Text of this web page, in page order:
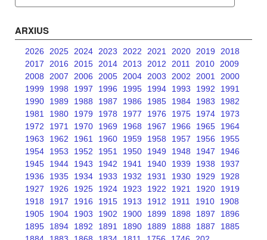
ARXIUS
2026 2025 2024 2023 2022 2021 2020 2019
2018
2017
2016 2015 2014 2013 2012 2011 2010
2009
2008
2007 2006 2005 2004 2003 2002 2001
2000
1999
1998 1997 1996 1995 1994 1993 1992
1991
1990
1989 1988 1987 1986 1985 1984 1983
1982
1981
1980 1979 1978 1977 1976 1975 1974
1973
1972
1971 1970 1969 1968 1967 1966 1965
1964
1963
1962 1961 1960 1959 1958 1957 1956
1955
1954
1953 1952 1951 1950 1949 1948 1947
1946
1945
1944 1943 1942 1941 1940 1939 1938
1937
1936
1935 1934 1933 1932 1931 1930 1929
1928
1927
1926 1925 1924 1923 1922 1921 1920
1919
1918
1917 1916 1915 1913 1912 1911 1910
1908
1905
1904 1903 1902 1900 1899 1898 1897
1896
1895
1894 1892 1891 1890 1889 1888 1887
1885